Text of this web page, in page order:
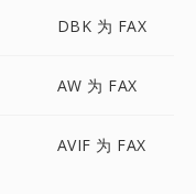
DBK 为 FAX
AW 为 FAX
AVIF 为 FAX